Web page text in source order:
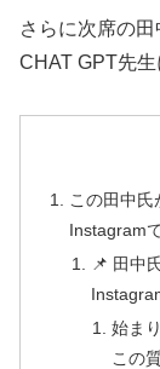
さらに次席の
CHAT GPT先生
この田中氏
Instagram
📌 田中
始ま
この